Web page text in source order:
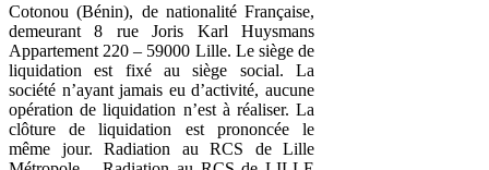
Cotonou (Bénin), de nationalité Française,
demeurant 8 rue Joris Karl Huysmans
Appartement 220 – 59000 Lille. Le siège de
liquidation est fixé au siège social. La
société n’ayant jamais eu d’activité, aucune
opération de liquidation n’est à réaliser. La
clôture de liquidation est prononcée le
même jour. Radiation au RCS de Lille